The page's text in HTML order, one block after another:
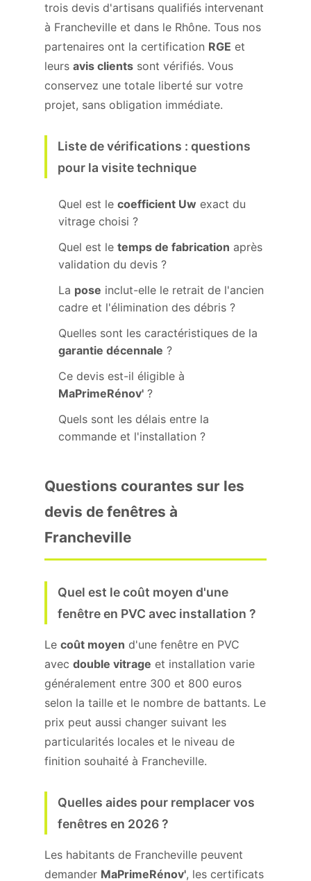
trois devis d'artisans qualifiés intervenant
à Francheville et dans le Rhône. Tous nos
partenaires ont la certification RGE et
leurs avis clients sont vérifiés. Vous
conservez une totale liberté sur votre
projet, sans obligation immédiate.
Liste de vérifications : questions
pour la visite technique
Quel est le coefficient Uw exact du
vitrage choisi ?
Quel est le temps de fabrication après
validation du devis ?
La pose inclut-elle le retrait de l'ancien
cadre et l'élimination des débris ?
Quelles sont les caractéristiques de la
garantie décennale ?
Ce devis est-il éligible à
MaPrimeRénov' ?
Quels sont les délais entre la
commande et l'installation ?
Questions courantes sur les
devis de fenêtres à
Francheville
Quel est le coût moyen d'une
fenêtre en PVC avec installation ?
Le coût moyen d'une fenêtre en PVC
avec double vitrage et installation varie
généralement entre 300 et 800 euros
selon la taille et le nombre de battants. Le
prix peut aussi changer suivant les
particularités locales et le niveau de
finition souhaité à Francheville.
Quelles aides pour remplacer vos
fenêtres en 2026 ?
Les habitants de Francheville peuvent
demander MaPrimeRénov', les certificats